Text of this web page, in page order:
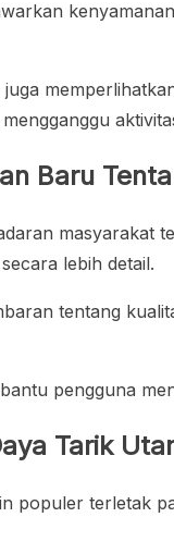
Baru
masyarakat
lebih detail.
tentang
pengguna
Tarik
populer terletak